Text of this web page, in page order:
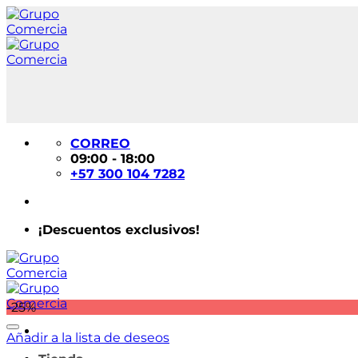
Saltar
al
contenido
CORREO
09:00 - 18:00
+57 300 104 7282
¡Descuentos exclusivos!
-25%
Añadir a la lista de deseos